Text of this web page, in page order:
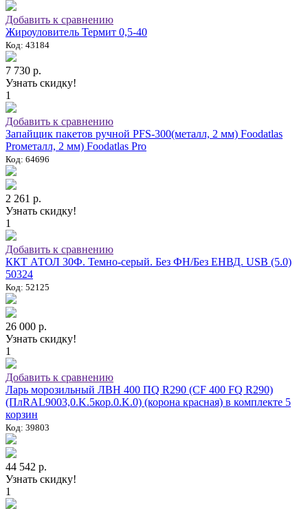
Добавить к сравнению
Жироуловитель Термит 0,5-40
Код: 43184
7 730 р.
Узнать скидку!
1
Добавить к сравнению
Запайщик пакетов ручной PFS-300(металл, 2 мм) Foodatlas
Proметалл, 2 мм) Foodatlas Pro
Код: 64696
2 261 р.
Узнать скидку!
1
Добавить к сравнению
ККТ АТОЛ 30Ф. Темно-серый. Без ФН/Без ЕНВД. USB (5.0)
50324
Код: 52125
26 000 р.
Узнать скидку!
1
Добавить к сравнению
Ларь морозильный ЛВН 400 ПQ R290 (СF 400 FQ R290)
(ПлRAL9003,0.K.5кор.0.K.0) (корона красная) в комплекте 5
корзин
Код: 39803
44 542 р.
Узнать скидку!
1